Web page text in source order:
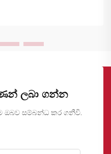
භාවය සහ දැරීමේ ශක්තිය
සහ ගුණාත්මක භාවය
ලබා ගන්න
ඔබව සම්බන්ධ කර ගනීවි.